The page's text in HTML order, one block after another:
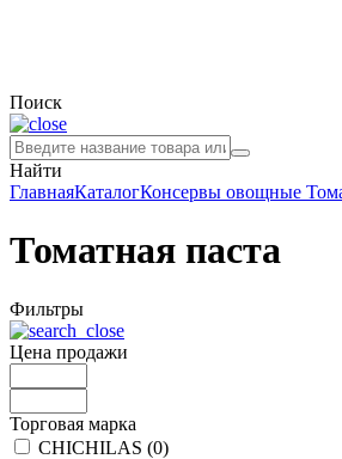
Поиск
Найти
ГлавнаяКаталогКонсервы овощные
Томатная паста
Фильтры
Цена продажи
Торговая марка
CHICHILAS (0)